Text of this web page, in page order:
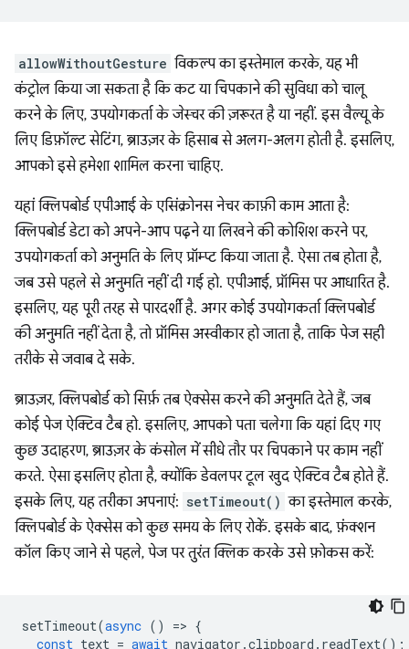
allowWithoutGesture विकल्प का इस्तेमाल करके, यह भी
कंट्रोल किया जा सकता है कि कट या चिपकाने की सुविधा को चालू
करने के लिए, उपयोगकर्ता के जेस्चर की ज़रूरत है या नहीं. इस वैल्यू के
लिए डिफ़ॉल्ट सेटिंग, ब्राउज़र के हिसाब से अलग-अलग होती है. इसलिए,
आपको इसे हमेशा शामिल करना चाहिए.
यहां क्लिपबोर्ड एपीआई के एसिंक्रोनस नेचर काफ़ी काम आता है:
क्लिपबोर्ड डेटा को अपने-आप पढ़ने या लिखने की कोशिश करने पर,
उपयोगकर्ता को अनुमति के लिए प्रॉम्प्ट किया जाता है. ऐसा तब होता है,
जब उसे पहले से अनुमति नहीं दी गई हो. एपीआई, प्रॉमिस पर आधारित है.
इसलिए, यह पूरी तरह से पारदर्शी है. अगर कोई उपयोगकर्ता क्लिपबोर्ड
की अनुमति नहीं देता है, तो प्रॉमिस अस्वीकार हो जाता है, ताकि पेज सही
तरीके से जवाब दे सके.
ब्राउज़र, क्लिपबोर्ड को सिर्फ़ तब ऐक्सेस करने की अनुमति देते हैं, जब
कोई पेज ऐक्टिव टैब हो. इसलिए, आपको पता चलेगा कि यहां दिए गए
कुछ उदाहरण, ब्राउज़र के कंसोल में सीधे तौर पर चिपकाने पर काम नहीं
करते. ऐसा इसलिए होता है, क्योंकि डेवलपर टूल खुद ऐक्टिव टैब होते हैं.
इसके लिए, यह तरीका अपनाएं: setTimeout() का इस्तेमाल करके,
क्लिपबोर्ड के ऐक्सेस को कुछ समय के लिए रोकें. इसके बाद, फ़ंक्शन
कॉल किए जाने से पहले, पेज पर तुरंत क्लिक करके उसे फ़ोकस करें:
setTimeout(async () => {
const text = await navigator .clipboard . readText();